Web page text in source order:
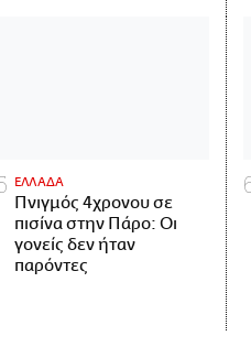
ΕΛΛΑΔΑ
Πνιγμός 4χρονου σε
πισίνα στην Πάρο: Οι
γονείς δεν ήταν
παρόντες